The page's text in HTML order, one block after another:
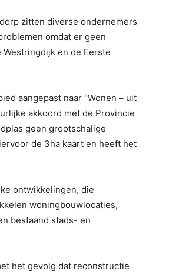
zitten diverse ondernemers
omdat er geen
en de Eerste
aangepast naar “Wonen – uit
akkoord met de Provincie
geen grootschalige
de 3ha kaart en heeft het
ontwikkelingen, die
woningbouwlocaties,
bestaand stads- en
het gevolg dat reconstructie